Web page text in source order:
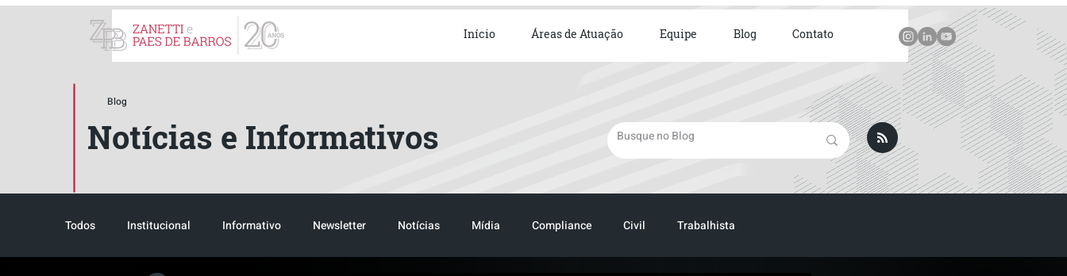
Início Áreas de Atuação Equipe Blog Contato
Blog
Notícias e Informativos
Todos Institucional Informativo Newsletter Notícias Mídia Compliance Civil Trabalhista